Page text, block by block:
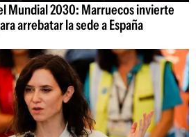
Mundial 2030: Marruecos invierte
arrebatar la sede a España